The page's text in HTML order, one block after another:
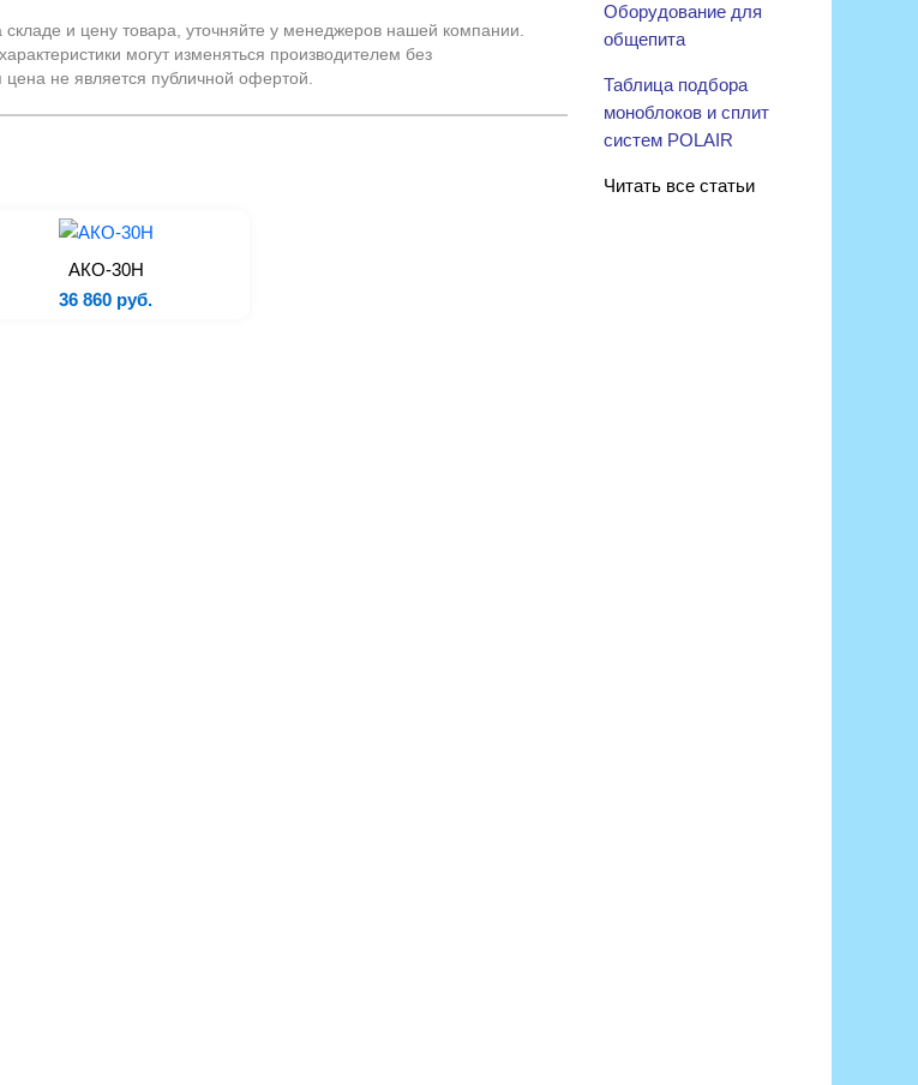
и цену товара, уточняйте у менеджеров нашей компании.
могут изменяться производителем без
не является публичной офертой.
АКО-30Н
36 860 руб.
Оборудование для
общепита
Таблица подбора
моноблоков и сплит
систем POLAIR
Читать все статьи